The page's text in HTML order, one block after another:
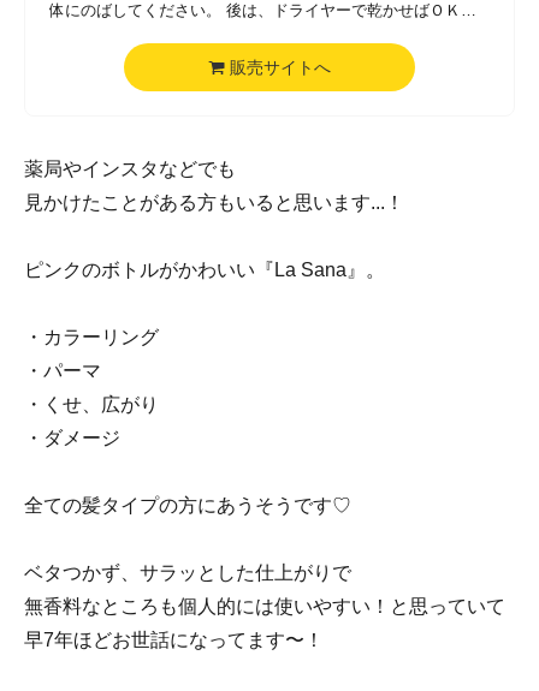
体にのばしてください。 後は、ドライヤーで乾かせばＯＫで
販売サイトへ
薬局やインスタなどでも
見かけたことがある方もいると思います...！
ピンクのボトルがかわいい『La Sana』。
・カラーリング
・パーマ
・くせ、広がり
・ダメージ
全ての髪タイプの方にあうそうです♡
ベタつかず、サラッとした仕上がりで
無香料なところも個人的には使いやすい！と思っていて
早7年ほどお世話になってます〜！